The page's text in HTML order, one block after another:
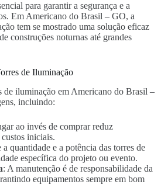
para garantir a segurança e a
Em Americano do Brasil – GO, a
tem se mostrado uma solução eficaz
construções noturnas até grandes
de Iluminação
de iluminação em Americano do Brasil –
incluindo:
ao invés de comprar reduz
iniciais.
a quantidade e a potência das torres de
específica do projeto ou evento.
: A manutenção é de responsabilidade da
equipamentos sempre em bom